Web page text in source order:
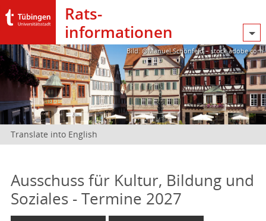
Rats­
informationen
Bild: @Manuel Schönfeld – stock.adobe.com
Translate into English
Ausschuss für Kultur, Bildung und
Soziales - Termine 2027